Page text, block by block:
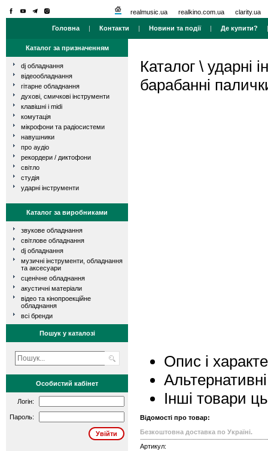
realmusic.ua realkino.com.ua clarity.ua
Головна | Контакти | Новини та події| Де купити?
Каталог за призначенням
dj обладнання
відеообладнання
гітарне обладнання
духові, смичкові інструменти
клавішні і midi
комутація
мікрофони та радіосистеми
навушники
про аудіо
рекордери / диктофони
світло
студія
ударні інструменти
Каталог за виробниками
звукове обладнання
світлове обладнання
dj обладнання
музичні інструменти, обладнання
та аксесуари
сценічне обладнання
акустичні матеріали
відео та кінопроекційне
обладнання
всі бренди
Пошук у каталозі
Особистий кабінет
Логін:
Пароль:
Каталог \ ударні
барабанні
Опис і
Інші товари
Відомості про товар:
Безкоштовна доставка по Україні.
Артикул: